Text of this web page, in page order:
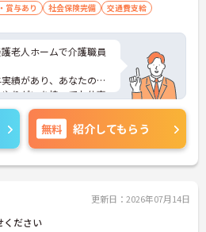
賞与あり 社会保険完備 交通費支給
老人ホームで介護職員
績があり、あなたの頑
りがいを持ってお仕事
制度もあるため、働き
せます！
をお伝えしますので、
無料 紹介してもらう
更新日：2026年07月14日
ださい